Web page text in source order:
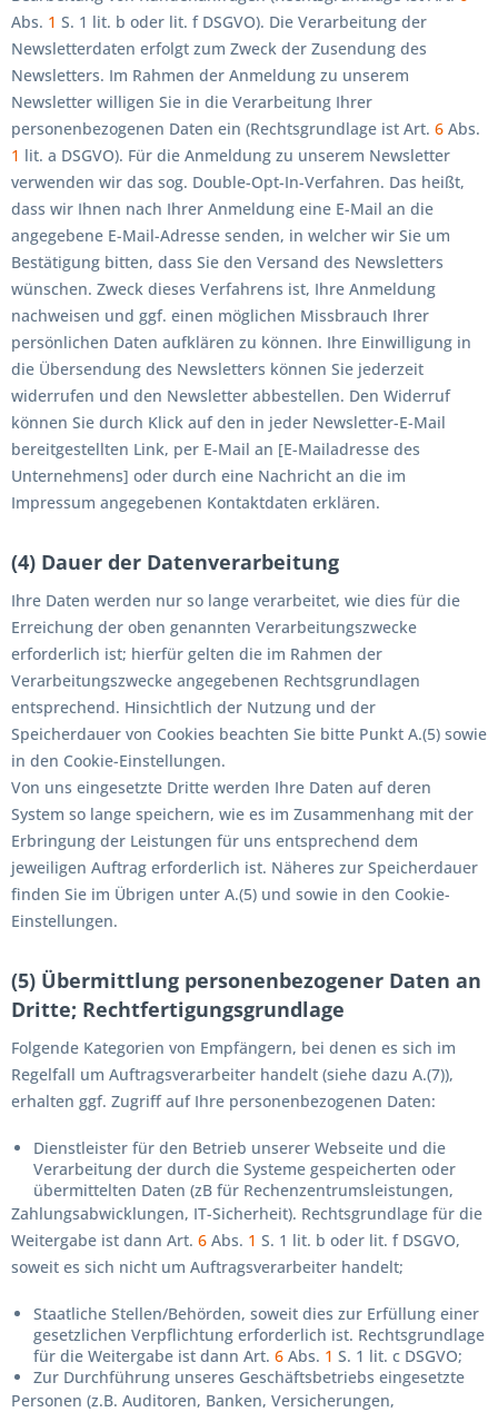
Abs. 1 S. 1 lit. b oder lit. f DSGVO). Die Verarbeitung der
Newsletterdaten erfolgt zum Zweck der Zusendung des
Newsletters. Im Rahmen der Anmeldung zu unserem
Newsletter willigen Sie in die Verarbeitung Ihrer
personenbezogenen Daten ein (Rechtsgrundlage ist Art. 6 Abs.
1 lit. a DSGVO). Für die Anmeldung zu unserem Newsletter
verwenden wir das sog. Double-Opt-In-Verfahren. Das heißt,
dass wir Ihnen nach Ihrer Anmeldung eine E-Mail an die
angegebene E-Mail-Adresse senden, in welcher wir Sie um
Bestätigung bitten, dass Sie den Versand des Newsletters
wünschen. Zweck dieses Verfahrens ist, Ihre Anmeldung
nachweisen und ggf. einen möglichen Missbrauch Ihrer
persönlichen Daten aufklären zu können. Ihre Einwilligung in
die Übersendung des Newsletters können Sie jederzeit
widerrufen und den Newsletter abbestellen. Den Widerruf
können Sie durch Klick auf den in jeder Newsletter-E-Mail
bereitgestellten Link, per E-Mail an [E-Mailadresse des
Unternehmens] oder durch eine Nachricht an die im
Impressum angegebenen Kontaktdaten erklären.
(4) Dauer der Datenverarbeitung
Ihre Daten werden nur so lange verarbeitet, wie dies für die
Erreichung der oben genannten Verarbeitungszwecke
erforderlich ist; hierfür gelten die im Rahmen der
Verarbeitungszwecke angegebenen Rechtsgrundlagen
entsprechend. Hinsichtlich der Nutzung und der
Speicherdauer von Cookies beachten Sie bitte Punkt A.(5) sowie
in den Cookie-Einstellungen.
Von uns eingesetzte Dritte werden Ihre Daten auf deren
System so lange speichern, wie es im Zusammenhang mit der
Erbringung der Leistungen für uns entsprechend dem
jeweiligen Auftrag erforderlich ist. Näheres zur Speicherdauer
finden Sie im Übrigen unter A.(5) und sowie in den Cookie-
Einstellungen.
(5) Übermittlung personenbezogener Daten an
Dritte; Rechtfertigungsgrundlage
Folgende Kategorien von Empfängern, bei denen es sich im
Regelfall um Auftragsverarbeiter handelt (siehe dazu A.(7)),
erhalten ggf. Zugriff auf Ihre personenbezogenen Daten:
Dienstleister für den Betrieb unserer Webseite und die
Verarbeitung der durch die Systeme gespeicherten oder
übermittelten Daten (zB für Rechenzentrumsleistungen,
Zahlungsabwicklungen, IT-Sicherheit). Rechtsgrundlage für die
Weitergabe ist dann Art. 6 Abs. 1 S. 1 lit. b oder lit. f DSGVO,
soweit es sich nicht um Auftragsverarbeiter handelt;
Staatliche Stellen/Behörden, soweit dies zur Erfüllung einer
gesetzlichen Verpflichtung erforderlich ist. Rechtsgrundlage
für die Weitergabe ist dann Art. 6 Abs. 1 S. 1 lit. c DSGVO;
Zur Durchführung unseres Geschäftsbetriebs eingesetzte
Personen (z.B. Auditoren, Banken, Versicherungen,